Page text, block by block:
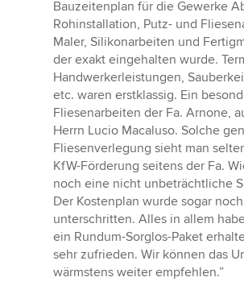
Bauzeitenplan für die Gewerke
Rohinstallation, Putz- und
Maler, Silikonarbeiten und
der exakt eingehalten wurde.
Handwerkerleistungen,
etc. waren erstklassig. Ein
Fliesenarbeiten der Fa. Arnone,
Herrn Lucio Macaluso. Solche
Fliesenverlegung sieht man
KfW-Förderung seitens der Fa.
noch eine nicht unbeträchtliche
Der Kostenplan wurde sogar
unterschritten. Alles in allem
ein Rundum-Sorglos-Paket
sehr zufrieden. Wir können das
wärmstens weiter empfehlen.”